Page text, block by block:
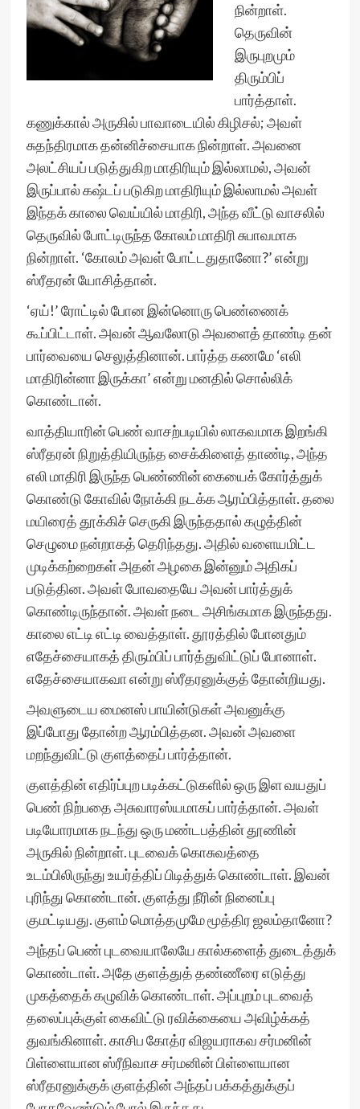
நின்றாள்.
தெருவின்
இருபுறமும்
திரும்பிப்
பார்த்தாள்.
கணுக்கால் அருகில் பாவாடையில் கிழிசல்; அவள்
சுதந்திரமாக தன்னிச்சையாக நின்றாள். அவனை
அலட்சியப் படுத்துகிற மாதிரியும் இல்லாமல், அவன்
இருப்பால் கஷ்டப் படுகிற மாதிரியும் இல்லாமல் அவள்
இந்தக் காலை வெய்யில் மாதிரி, அந்த வீட்டு வாசலில்
தெருவில் போட்டிருந்த கோலம் மாதிரி சுபாவமாக
நின்றாள். ‘கோலம் அவள் போட்டதுதானோ?’ என்று
ஸ்ரீதரன் யோசித்தான்.
‘ஏய்!’ ரோட்டில் போன இன்னொரு பெண்ணைக்
கூப்பிட்டாள். அவன் ஆவலோடு அவளைத் தாண்டி தன்
பார்வையை செலுத்தினான். பார்த்த கணமே ‘எலி
மாதிரின்னா இருக்கா’ என்று மனதில் சொல்லிக்
கொண்டான்.
வாத்தியாரின் பெண் வாசற்படியில் லாகவமாக இறங்கி
ஸ்ரீதரன் நிறுத்தியிருந்த சைக்கிளைத் தாண்டி, அந்த
எலி மாதிரி இருந்த பெண்ணின் கையைக் கோர்த்துக்
கொண்டு கோவில் நோக்கி நடக்க ஆரம்பித்தாள். தலை
மயிரைத் தூக்கிச் செருகி இருந்ததால் கழுத்தின்
செழுமை நன்றாகத் தெரிந்தது. அதில் வளையமிட்ட
முடிக்கற்றைகள் அதன் அழகை இன்னும் அதிகப்
படுத்தின. அவள் போவதையே அவன் பார்த்துக்
கொண்டிருந்தான். அவள் நடை அசிங்கமாக இருந்தது.
காலை எட்டி எட்டி வைத்தாள். தூரத்தில் போனதும்
எதேச்சையாகத் திரும்பிப் பார்த்துவிட்டுப் போனாள்.
எதேச்சையாகவா என்று ஸ்ரீதரனுக்குத் தோன்றியது.
அவளுடைய மைனஸ் பாயின்டுகள் அவனுக்கு
இப்போது தோன்ற ஆரம்பித்தன. அவன் அவளை
மறந்துவிட்டு குளத்தைப் பார்த்தான்.
குளத்தின் எதிர்ப்புற படிக்கட்டுகளில் ஒரு இள வயதுப்
பெண் நிற்பதை அசுவாரஸ்யமாகப் பார்த்தான். அவள்
படியோரமாக நடந்து ஒரு மண்டபத்தின் தூணின்
அருகில் நின்றாள். புடவைக் கொசுவத்தை
உடம்பிலிருந்து உயர்த்திப் பிடித்துக் கொண்டாள். இவன்
புரிந்து கொண்டான். குளத்து நீரின் நினைப்பு
குமட்டியது. குளம் மொத்தமுமே மூத்திர ஜலம்தானோ?
அந்தப் பெண் புடவையாலேயே கால்களைத் துடைத்துக்
கொண்டாள். அதே குளத்துத் தண்ணீரை எடுத்து
முகத்தைக் கழுவிக் கொண்டாள். அப்புறம் புடவைத்
தலைப்புக்குள் கைவிட்டு ரவிக்கையை அவிழ்க்கத்
துவங்கினாள். காசிப கோத்ர விஜயராகவ சர்மனின்
பிள்ளையான ஸ்ரீநிவாச சர்மனின் பிள்ளையான
ஸ்ரீதரனுக்குக் குளத்தின் அந்தப் பக்கத்துக்குப்